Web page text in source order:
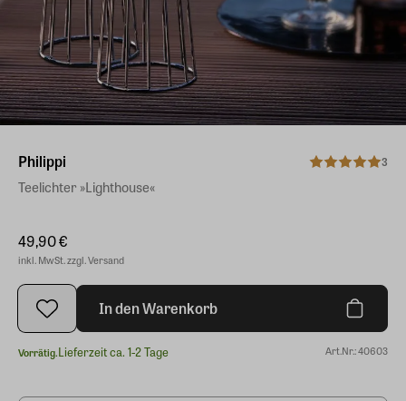
Philippi 3
Teelichter »Lighthouse«
49,90 €
inkl. MwSt. zzgl. Versand
In den Warenkorb
Vorrätig.Lieferzeit ca. 1-2 Tage Art.Nr.: 40603